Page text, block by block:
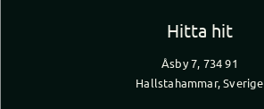
Hitta hit
Åsby 7, 734 91
Hallstahammar, Sverige